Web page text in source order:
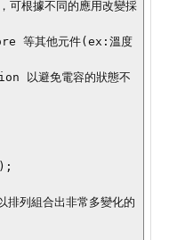
可根據不同的應用改變採
等其他元件(ex:溫度
以避免電容的狀態不
排列組合出非常多變化的